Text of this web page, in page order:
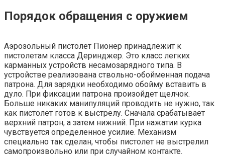
Порядок обращения с оружием
Аэрозольный пистолет Пионер принадлежит к
пистолетам класса Деринджер. Это класс легких
карманных устройств несамозарядного типа. В
устройстве реализована ствольно-обойменная подача
патрона. Для зарядки необходимо обойму вставить в
дуло. При фиксации патрона произойдет щелчок.
Больше никаких манипуляций проводить не нужно, так
как пистолет готов к выстрелу. Сначала срабатывает
верхний патрон, а затем нижний. При нажатии курка
чувствуется определенное усилие. Механизм
специально так сделан, чтобы пистолет не выстрелил
самопроизвольно или при случайном контакте.